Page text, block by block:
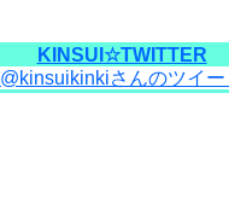
KINSUI☆TWITTER
@kinsuikinkiさんのツイー